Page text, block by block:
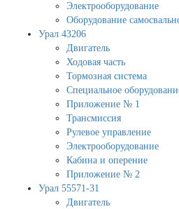
Электрооборудование
Оборудование
Урал 43206
Двигатель
Ходовая часть
Тормозная система
Специальное
Приложение № 1
Трансмиссия
Рулевое управление
Электрооборудование
Кабина и оперение
Приложение № 2
Урал 55571-31
Двигатель